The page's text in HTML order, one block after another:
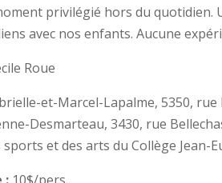
privilégié hors du
avec nos enfants. Aucune
Roue
et-Marcel-Lapalme, 5350, rue
Desmarteau, 3430, rue
sports et des arts du Collège Jean-